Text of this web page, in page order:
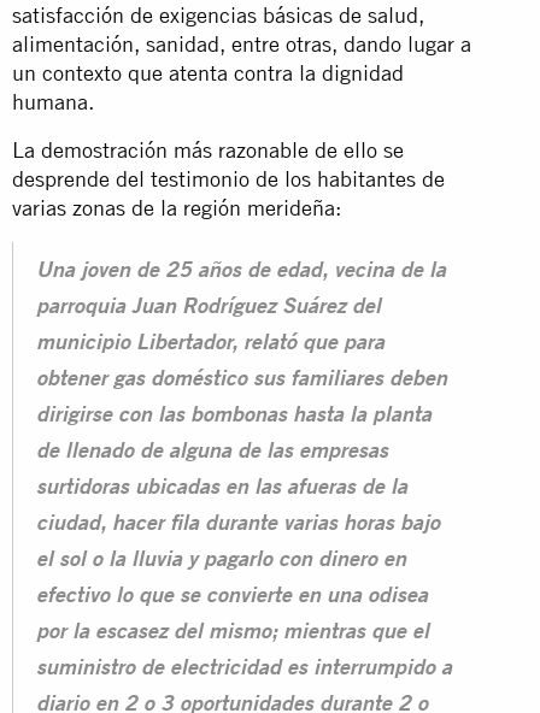
satisfacción de exigencias básicas de salud,
alimentación, sanidad, entre otras, dando lugar a
un contexto que atenta contra la dignidad
humana.
La demostración más razonable de ello se
desprende del testimonio de los habitantes de
varias zonas de la región merideña:
Una joven de 25 años de edad, vecina de la
parroquia Juan Rodríguez Suárez del
municipio Libertador, relató que para
obtener gas doméstico sus familiares deben
dirigirse con las bombonas hasta la planta
de llenado de alguna de las empresas
surtidoras ubicadas en las afueras de la
ciudad, hacer fila durante varias horas bajo
el sol o la lluvia y pagarlo con dinero en
efectivo lo que se convierte en una odisea
por la escasez del mismo; mientras que el
suministro de electricidad es interrumpido a
diario en 2 o 3 oportunidades durante 2 o